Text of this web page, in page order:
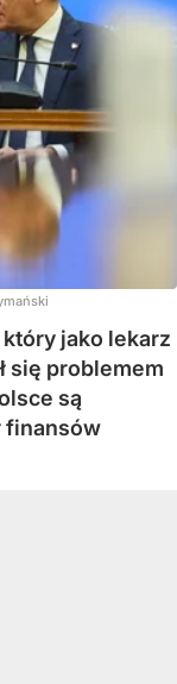
jako lekarz
się problemem
są
finansów